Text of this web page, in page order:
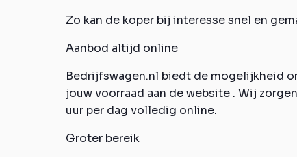
Zo kan de koper bij interesse snel en
Aanbod altijd online
Bedrijfswagen.nl biedt de mogelijkheid
jouw voorraad aan de website . Wij
uur per dag volledig online.
Groter bereik